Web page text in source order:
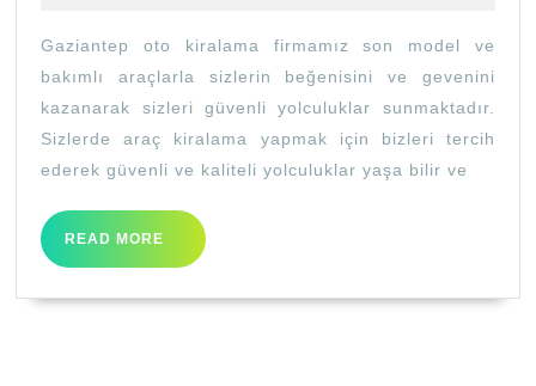
Gaziantep oto kiralama firmamız son model ve
bakımlı araçlarla sizlerin beğenisini ve gevenini
kazanarak sizleri güvenli yolculuklar sunmaktadır.
Sizlerde araç kiralama yapmak için bizleri tercih
ederek güvenli ve kaliteli yolculuklar yaşa bilir ve
READ MORE
READ
MORE